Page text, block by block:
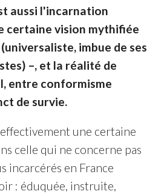
aussi l'incarnation
certaine vision mythifiée
imbue de ses
–, et la réalité de
entre conformisme
de survie.
une certaine
celle qui ne concerne pas
incarcérés en France
: éduquée, instruite,